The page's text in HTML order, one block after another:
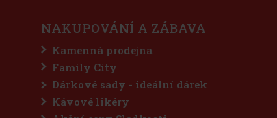
NAKUPOVÁNÍ A ZÁBAVA
Kamenná prodejna
Family City
Dárkové sady - ideální dárek
Kávové likéry